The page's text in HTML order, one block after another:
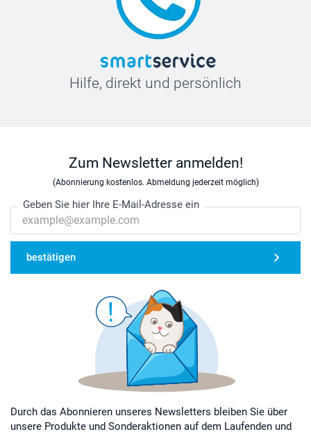
Hilfe, direkt und persönlich
Zum Newsletter anmelden!
(Abonnierung kostenlos. Abmeldung jederzeit möglich)
Geben Sie hier Ihre E-Mail-Adresse ein
bestätigen
Durch das Abonnieren unseres Newsletters bleiben Sie über
unsere Produkte und Sonderaktionen auf dem Laufenden und